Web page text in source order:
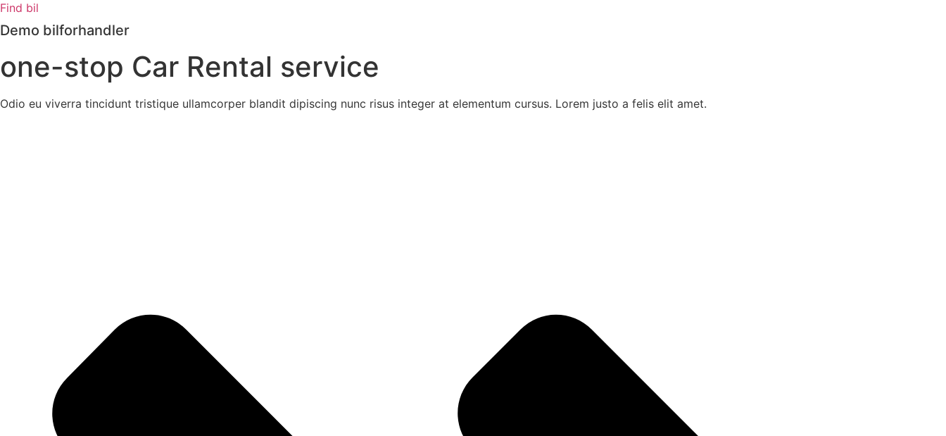
Find bil
Demo bilforhandler
one-stop Car Rental service
Odio eu viverra tincidunt tristique ullamcorper blandit dipiscing nunc risus integer at elementum cursus. Lorem justo a felis elit amet.